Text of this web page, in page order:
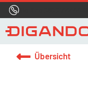
Übersicht